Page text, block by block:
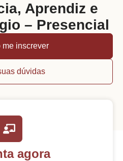
Aprendiz e
– Presencial
me inscrever
dúvidas
agora